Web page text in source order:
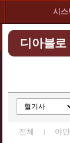
시스
디아블
전체 야